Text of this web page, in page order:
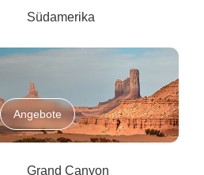
Südamerika
Angebote
Grand Canyon